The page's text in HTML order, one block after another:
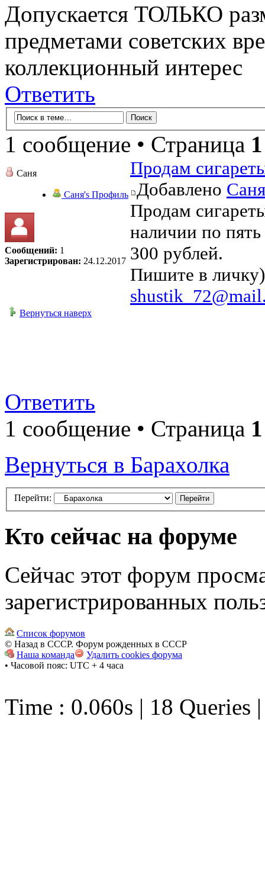
Допускается ТОЛЬКО
предметами советских
коллекционный интерес
Ответить
1 сообщение • Страница 1
Саня
Саня's Профиль
Сообщений: 1
Зарегистрирован: 24.12.2017
Продам
Добавлено Саня
Продам
наличии по
300 рублей.
Пишите в
Вернуться наверх
Ответить
1 сообщение • Страница 1
Вернуться в Барахолка
Перейти:
Кто сейчас на форуме
Сейчас этот форум
зарегистрированных
Список форумов
© Назад в СССР. Форум рожденных в СССР
Наша команда
Удалить cookies форума
• Часовой пояс: UTC + 4 часа
Time : 0.060s | 18 Queries